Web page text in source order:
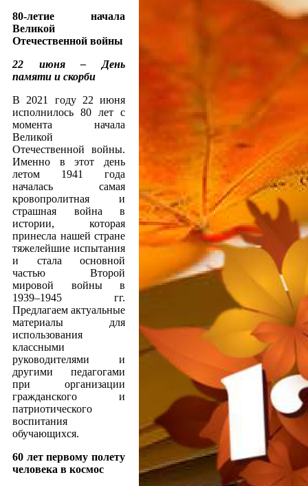
80-летие начала
Великой
Отечественной войны
22 июня – День
памяти и скорби
В 2021 году 22 июня
исполнилось 80 лет с
момента начала
Великой
Отечественной войны.
Именно в этот день
летом 1941 года
началась самая
кровопролитная и
страшная война в
истории, которая
принесла нашей стране
тяжелейшие испытания
и стала основной
частью Второй
мировой войны в
1939–1945 гг.
Предлагаем актуальные
материалы для
использования
классными
руководителями и
другими педагогами
при организации
гражданского и
патриотического
воспитания
обучающихся.
60 лет первому полету
человека в космос